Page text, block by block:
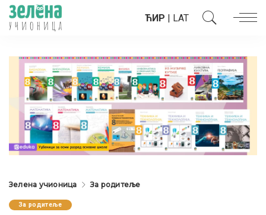
ЋИР | LAT
Зелена учионица За родитеље
За родитеље